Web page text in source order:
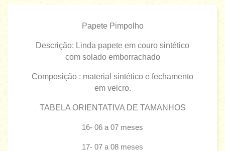
Papete Pimpolho
Descrição: Linda papete em couro sintético
com solado emborrachado
Composição : material sintético e fechamento
em velcro.
TABELA ORIENTATIVA DE TAMANHOS
16- 06 a 07 meses
17- 07 a 08 meses